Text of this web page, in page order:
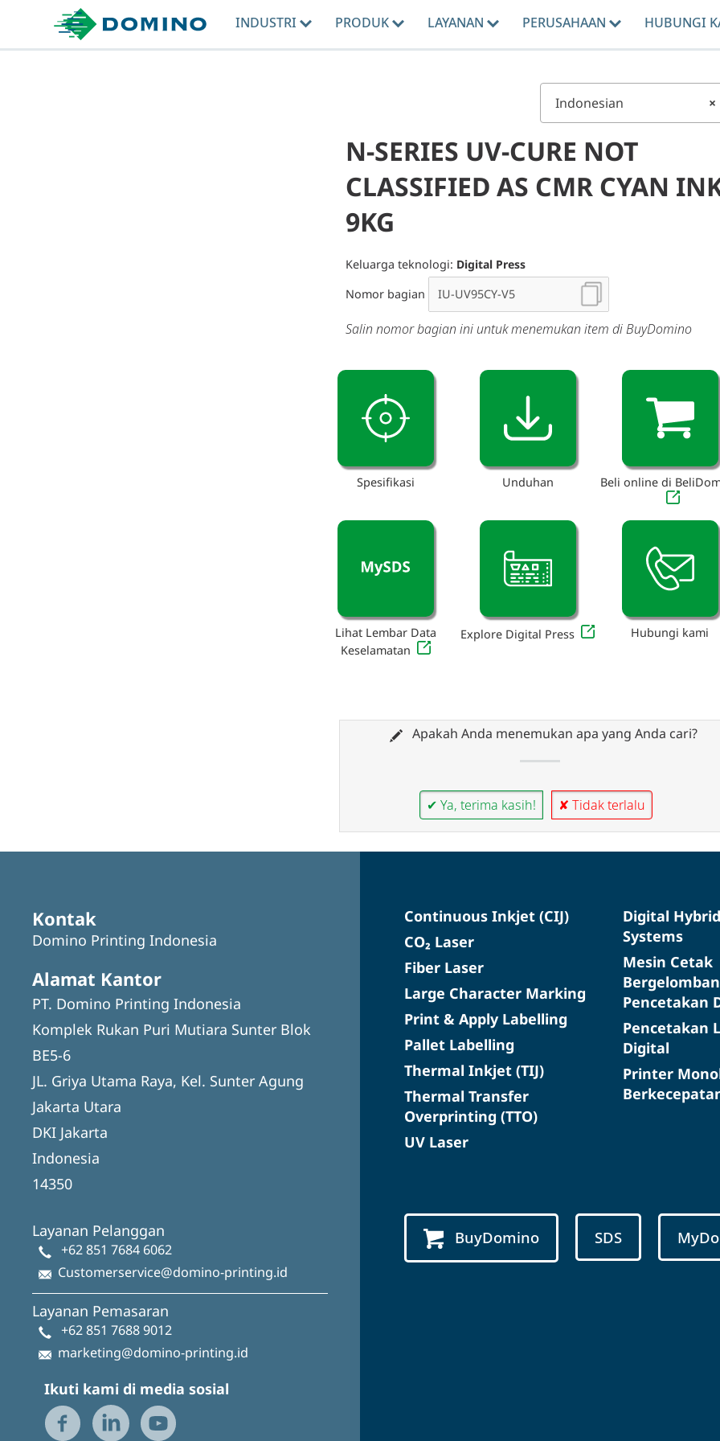
INDUSTRI PRODUK LAYANAN PERUSAHAAN HUBUNGI
×
Indonesian
N-SERIES UV-CURE NOT
CLASSIFIED AS CMR CYAN
9KG
Keluarga teknologi: Digital Press
Nomor bagian
Salin nomor bagian ini untuk menemukan item di BuyDomino
Spesifikasi Unduhan Beli online di
Lihat Lembar Data
Keselamatan
Explore Digital Press Hubungi kami
Apakah Anda menemukan apa yang Anda cari?
✔ Ya, terima kasih! ✘ Tidak terlalu
Kontak
Domino Printing Indonesia
Alamat Kantor
PT. Domino Printing Indonesia
Komplek Rukan Puri Mutiara Sunter Blok
BE5-6
JL. Griya Utama Raya, Kel. Sunter Agung
Jakarta Utara
DKI Jakarta
Indonesia
14350
Layanan Pelanggan
+62 851 7684 6062
Customerservice@domino-printing.id
Layanan Pemasaran
+62 851 7688 9012
marketing@domino-printing.id
Ikuti kami di media sosial
Continuous Inkjet (CIJ)
CO₂ Laser
Fiber Laser
Large Character Marking
Print & Apply Labelling
Pallet Labelling
Thermal Inkjet (TIJ)
Thermal Transfer
Overprinting (TTO)
UV Laser
Digital
Systems
Mesin Cetak
Pencetakan
Pencetakan
Digital
Printer
BuyDomino SDS